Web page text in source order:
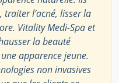
l’acné, lisser la
Vitality Medi-Spa et
la beauté
apparence jeune.
non invasives